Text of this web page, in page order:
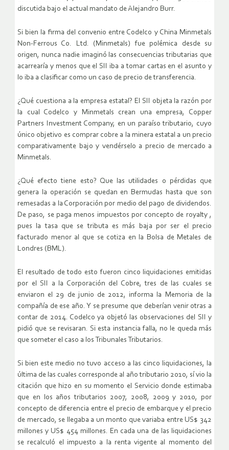
discutida bajo el actual mandato de Alejandro Burr.
Si bien la firma del convenio entre Codelco y China Minmetals
Non-Ferrous Co. Ltd. (Minmetals) fue polémica desde su
origen, nunca nadie imaginó las consecuencias tributarias que
acarrearía y menos que el SII iba a tomar cartas en el asunto y
lo iba a clasificar como un caso de precio de transferencia.
¿Qué cuestiona a la empresa estatal? El SII objeta la razón por
la cual Codelco y Minmetals crean una empresa, Copper
Partners Investment Company, en un paraíso tributario, cuyo
único objetivo es comprar cobre a la minera estatal a un precio
comparativamente bajo y vendérselo a precio de mercado a
Minmetals.
¿Qué efecto tiene esto? Que las utilidades o pérdidas que
genera la operación se quedan en Bermudas hasta que son
remesadas a la Corporación por medio del pago de dividendos.
De paso, se paga menos impuestos por concepto de royalty ,
pues la tasa que se tributa es más baja por ser el precio
facturado menor al que se cotiza en la Bolsa de Metales de
Londres (BML).
El resultado de todo esto fueron cinco liquidaciones emitidas
por el SII a la Corporación del Cobre, tres de las cuales se
enviaron el 29 de junio de 2012, informa la Memoria de la
compañía de ese año. Y se presume que deberían venir otras a
contar de 2014. Codelco ya objetó las observaciones del SII y
pidió que se revisaran. Si esta instancia falla, no le queda más
que someter el caso a los Tribunales Tributarios.
Si bien este medio no tuvo acceso a las cinco liquidaciones, la
última de las cuales corresponde al año tributario 2010, sí vio la
citación que hizo en su momento el Servicio donde estimaba
que en los años tributarios 2007, 2008, 2009 y 2010, por
concepto de diferencia entre el precio de embarque y el precio
de mercado, se llegaba a un monto que variaba entre US$ 342
millones y US$ 454 millones. En cada una de las liquidaciones
se recalculó el impuesto a la renta vigente al momento del